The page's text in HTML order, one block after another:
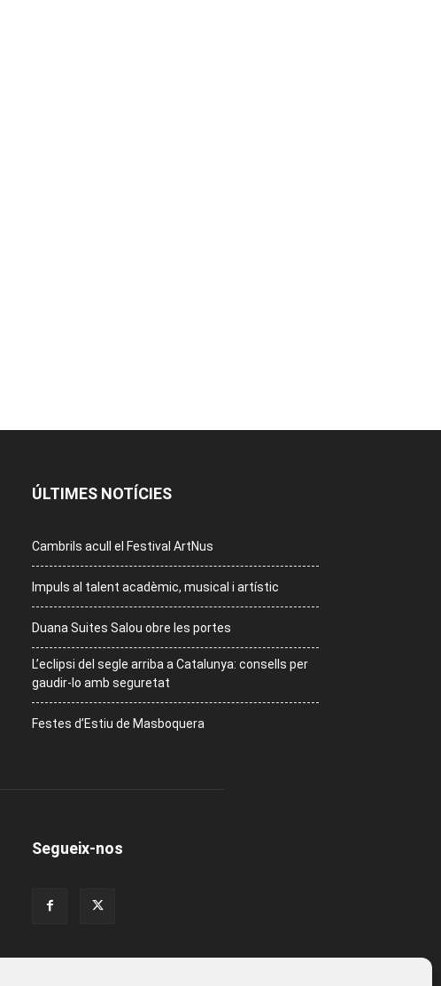
ÚLTIMES NOTÍCIES
Cambrils acull el Festival ArtNus
Impuls al talent acadèmic, musical i artístic
Duana Suites Salou obre les portes
L’eclipsi del segle arriba a Catalunya: consells per
gaudir-lo amb seguretat
Festes d’Estiu de Masboquera
Segueix-nos